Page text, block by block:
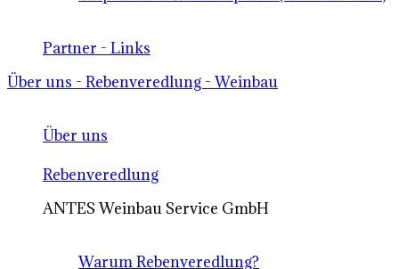
Partner - Links
Über uns - Rebenveredlung - Weinbau
Über uns
Rebenveredlung
ANTES Weinbau Service GmbH
Warum Rebenveredlung?